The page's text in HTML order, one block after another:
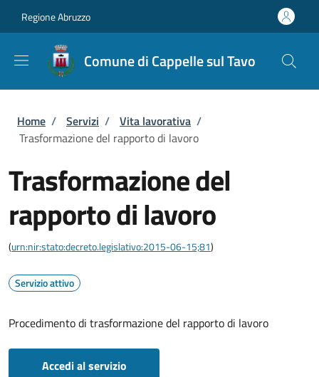
Regione Abruzzo
Comune di Cappelle sul Tavo
Briciole di pane
Home / Servizi / Vita lavorativa /
Trasformazione del rapporto di lavoro
Trasformazione del
rapporto di lavoro
(urn:nir:stato:decreto.legislativo:2015-06-15;81)
Servizio attivo
Procedimento di trasformazione del rapporto di lavoro
Accedi al servizio